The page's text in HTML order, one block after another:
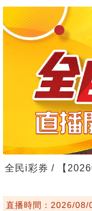
全民i彩券 / 【
直播時間：2026/